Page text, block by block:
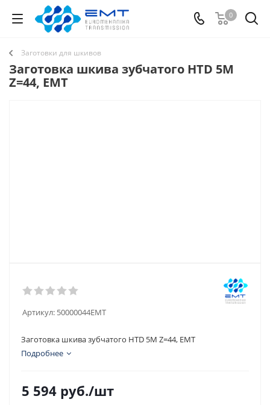
0
Заготовки для шкивов
Заготовка шкива зубчатого HTD 5M
Z=44, EMT
Артикул: 50000044EMT
Заготовка шкива зубчатого HTD 5M Z=44, EMT
Подробнее
5 594 руб./шт